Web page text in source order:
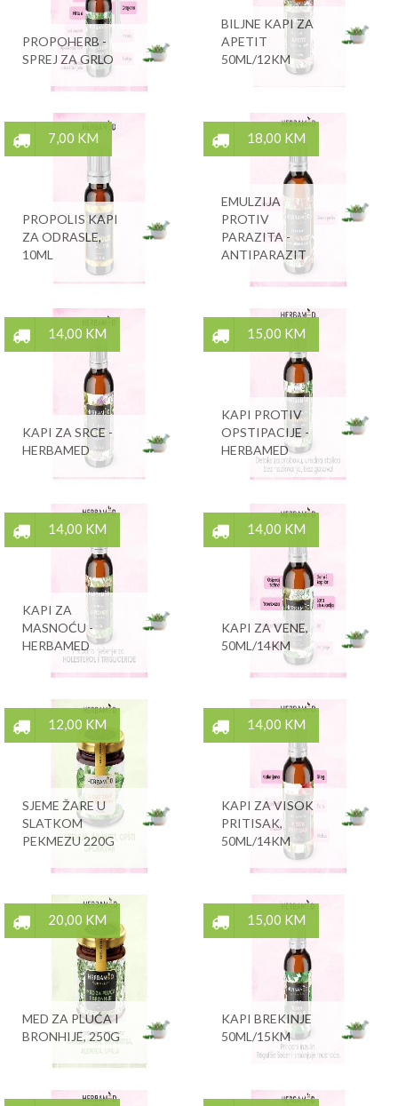
PROPOHERB -
SPREJ ZA GRLO
BILJNE KAPI ZA
APETIT
50ML/12KM
7,00 KM
PROPOLIS KAPI
ZA ODRASLE,
10ML
18,00 KM
EMULZIJA
PROTIV
PARAZITA -
ANTIPARAZIT
14,00 KM
KAPI ZA SRCE -
HERBAMED
15,00 KM
KAPI PROTIV
OPSTIPACIJE -
HERBAMED
14,00 KM
KAPI ZA
MASNOĆU -
HERBAMED
14,00 KM
KAPI ZA VENE,
50ML/14KM
12,00 KM
SJEME ŽARE U
SLATKOM
PEKMEZU 220G
14,00 KM
KAPI ZA VISOK
PRITISAK,
50ML/14KM
20,00 KM
MED ZA PLUĆA I
BRONHIJE, 250G
15,00 KM
KAPI BREKINJE
50ML/15KM